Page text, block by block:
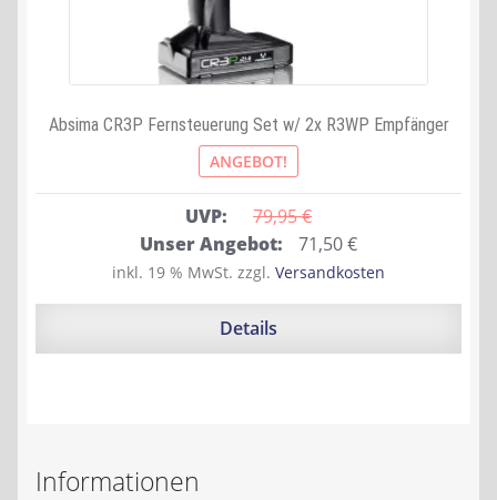
Absima CR3P Fernsteuerung Set w/ 2x R3WP Empfänger
ANGEBOT!
UVP: 79,95 €
Ursprünglicher
Preis
war:
Unser Angebot: 71,50€Aktueller
Preis
ist:
inkl. 19 % MwSt. zzgl. Versandkosten
Details
Informationen